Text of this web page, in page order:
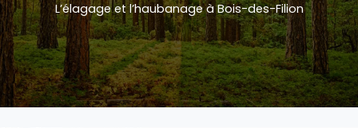
L’élagage et l’haubanage à Bois-des-Filion